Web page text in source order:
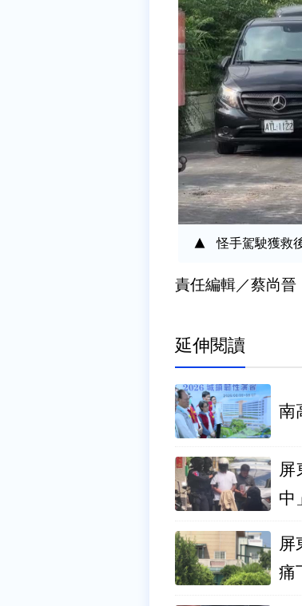
怪手駕駛獲救
責任編輯／蔡尚晉
延伸閱讀
南
屏
中
屏
痛